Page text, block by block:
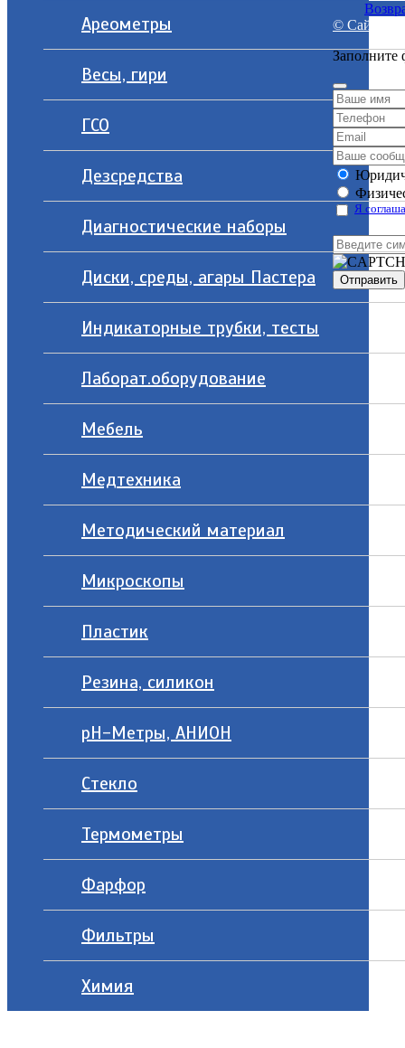
Ареометры
Весы, гири
ГСО
Дезсредства
Диагностические наборы
Диски, среды, агары Пастера
Индикаторные трубки, тесты
Лаборат.оборудование
Мебель
Медтехника
Методический материал
Микроскопы
Пластик
Резина, силикон
рН-Метры, АНИОН
Стекло
Термометры
Фарфор
Фильтры
Химия
© Сайт
Заполните
Я